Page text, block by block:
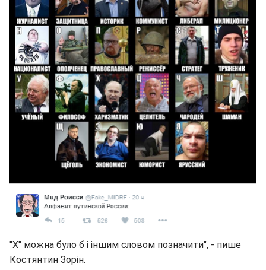
"Х" можна було б і іншим словом позначити", - пише
Костянтин Зорін.